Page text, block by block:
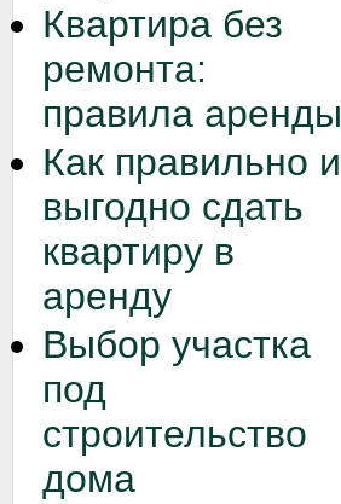
Квартира без
ремонта:
правила аренды
Как правильно и
выгодно сдать
квартиру в
аренду
Выбор участка
под
строительство
дома